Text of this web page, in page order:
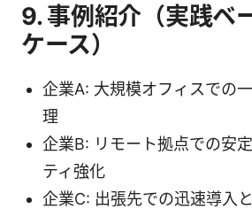
9. 事例紹介（実践ベ
ケース）
企業A: 大規模オフィスでの
理
企業B: リモート拠点での安
ティ強化
企業C: 出張先での迅速導入